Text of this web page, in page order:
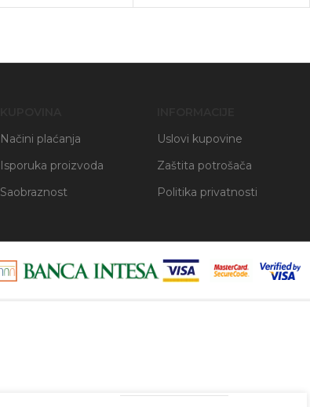
Načini plaćanja
Isporuka proizvoda
Saobraznost
Uslovi kupovine
Zaštita potrošača
Politika privatnosti